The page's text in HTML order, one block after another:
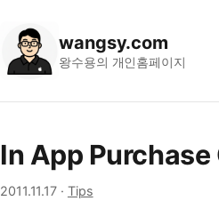
wangsy.com
왕수용의 개인홈페이지
In App
2011.11.17 · Tips